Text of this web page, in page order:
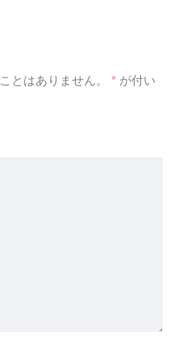
とはありません。 * が付い